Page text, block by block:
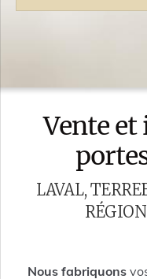
Vente
LAVAL,
Nous fabriquons